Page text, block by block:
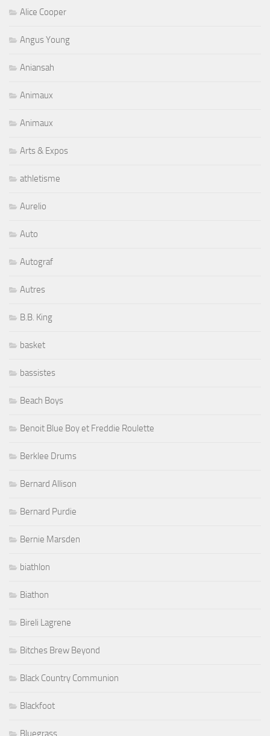
Alice Cooper
Angus Young
Aniansah
Animaux
Animaux
Arts & Expos
athletisme
Aurelio
Auto
Autograf
Autres
B.B. King
basket
bassistes
Beach Boys
Benoit Blue Boy et Freddie Roulette
Berklee Drums
Bernard Allison
Bernard Purdie
Bernie Marsden
biathlon
Biathon
Bireli Lagrene
Bitches Brew Beyond
Black Country Communion
Blackfoot
Bluegrass